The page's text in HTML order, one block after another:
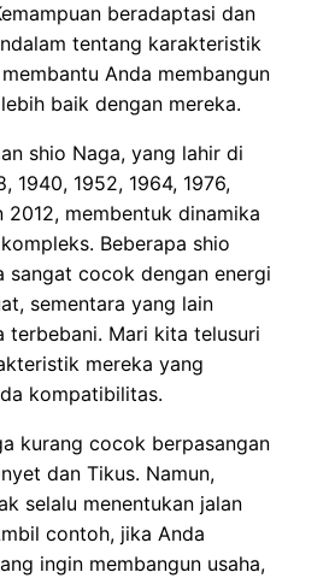
beradaptasi dan
tentang karakteristik
Anda membangun
baik dengan mereka.
shio Naga, yang lahir di
1940, 1952, 1964, 1976,
2012, membentuk dinamika
Beberapa shio
sangat cocok dengan energi
sementara yang lain
terbebani. Mari kita telusuri
mereka yang
kompatibilitas.
kurang cocok berpasangan
dan Tikus. Namun,
selalu menentukan jalan
contoh, jika Anda
ingin membangun usaha,